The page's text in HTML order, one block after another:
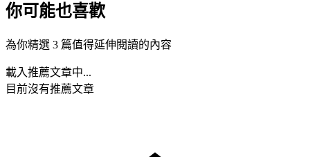
你可能也喜歡
為你精選 3 篇值得延伸閱讀的內容
載入推薦文章中...
目前沒有推薦文章